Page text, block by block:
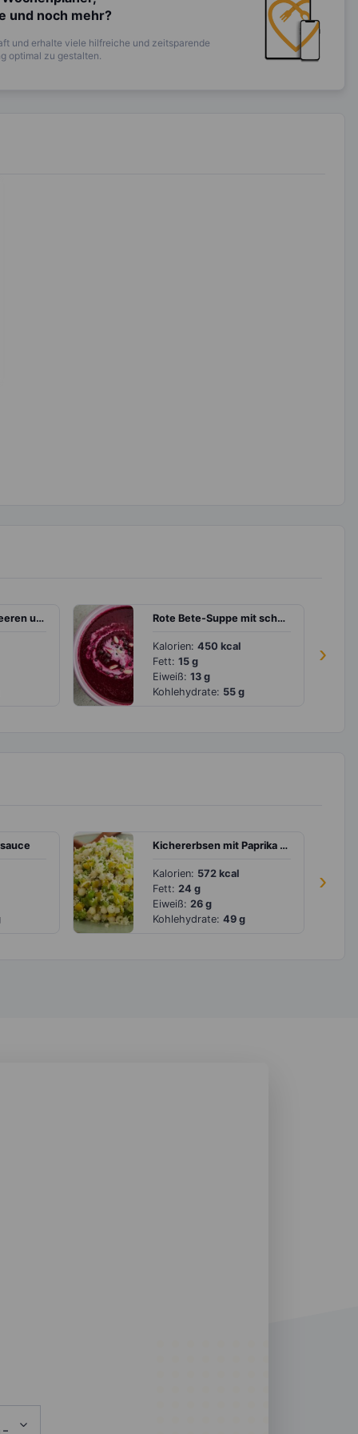
und noch mehr?
und erhalte viele hilfreiche und zeitsparende
optimal zu gestalten.
›
Milchreis mit Erdbeeren und Banane Rote Bete-Suppe mit schwarzen Bohnen und Pinienkernen
Kalorien: 450 kcal
Fett: 15 g
Eiweiß: 13 g
Kohlehydrate: 55 g
›
Kichererbsen mit Paprika und Parmesan
Kalorien: 572 kcal
Fett: 24 g
Eiweiß: 26 g
Kohlehydrate: 49 g